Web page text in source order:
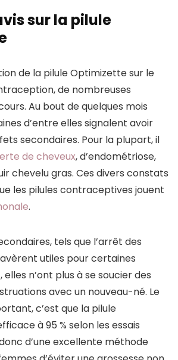
sur la pilule
de la pilule Optimizette sur le
de nombreuses
Au bout de quelques mois
d’entre elles signalent avoir
secondaires. Pour la plupart, il
de cheveux, d’endométriose,
chevelu gras. Ces divers constats
les pilules contraceptives jouent
.
tels que l’arrêt des
utiles pour certaines
n’ont plus à se soucier des
avec un nouveau-né. Le
c’est que la pilule
à 95 % selon les essais
d’une excellente méthode